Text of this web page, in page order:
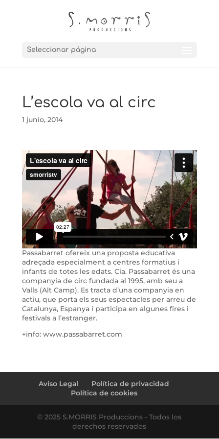
Seleccionar página
L’escola va al circ
1 junio, 2014
Passabarret ofereix una proposta educativa
adreçada especialment a centres formatius i
infants de totes les edats. Cia. Passabarret és una
companyia de circ fundada al 1995, amb seu a
Valls (Alt Camp). Es tracta d’una companyia en
actiu, que porta els seus espectacles per arreu de
Catalunya, Espanya i participa en algunes fires i
festivals a l’estranger.
+info: www.passabarret.com
Aviso Legal
Política de privacidad
Política de cookies
© 2025 S.MORRIS Produccions - Todos los
derechos reservados